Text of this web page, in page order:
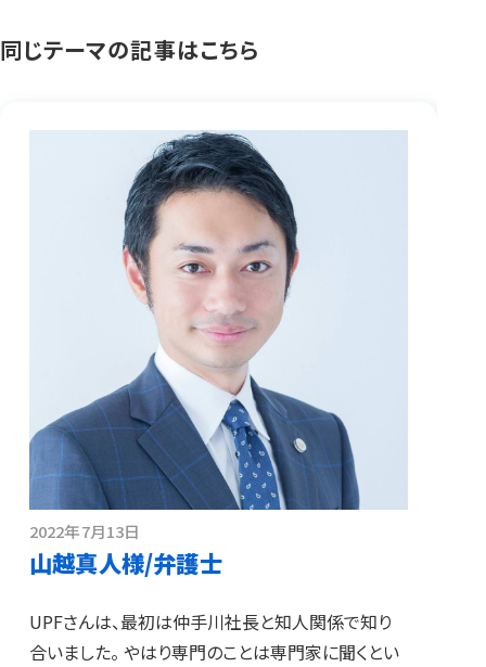
同じテーマの記事はこちら
2022年7月13日
山越真人様/弁護士
UPFさんは、最初は仲手川社長と知人関係で知り
合いました。 やはり専門のことは専門家に聞くとい